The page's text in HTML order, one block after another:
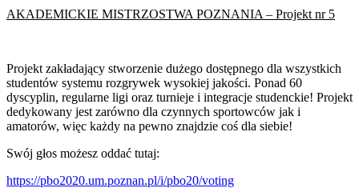
AKADEMICKIE MISTRZOSTWA POZNANIA – Projekt nr 5
Projekt zakładający stworzenie dużego dostępnego dla wszystkich
studentów systemu rozgrywek wysokiej jakości. Ponad 60
dyscyplin, regularne ligi oraz turnieje i integracje studenckie! Projekt
dedykowany jest zarówno dla czynnych sportowców jak i
amatorów, więc każdy na pewno znajdzie coś dla siebie!
Swój głos możesz oddać tutaj:
https://pbo2020.um.poznan.pl/i/pbo20/voting